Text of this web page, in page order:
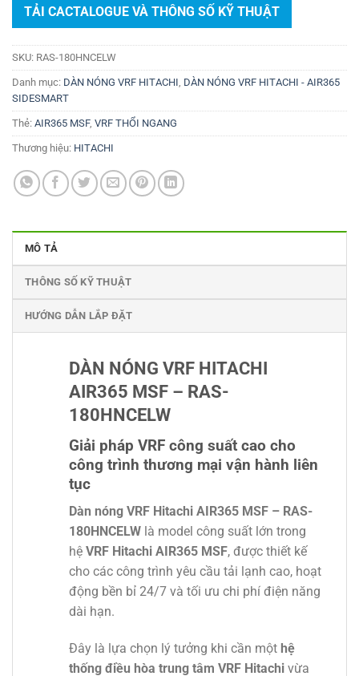
TẢI CACTALOGUE VÀ THÔNG SỐ KỸ THUẬT
SKU: RAS-180HNCELW
Danh mục: DÀN NÓNG VRF HITACHI DÀN NÓNG VRF HITACHI - AIR365
SIDESMART
Thẻ: AIR365 MSF, VRF THỔI NGANG
Thương hiệu: HITACHI
MÔ TẢ
THÔNG SỐ KỸ THUẬT
HƯỚNG DẪN LẮP ĐẶT
DÀN NÓNG VRF HITACHI
AIR365 MSF – RAS-
180HNCELW
Giải pháp VRF công suất cao cho
công trình thương mại vận hành liên
tục
Dàn nóng VRF Hitachi AIR365 MSF – RAS-
180HNCELW là model công suất lớn trong
hệ VRF Hitachi AIR365 MSF, được thiết kế
cho các công trình yêu cầu tải lạnh cao, hoạt
động bền bỉ 24/7 và tối ưu chi phí điện năng
dài hạn.
Đây là lựa chọn lý tưởng khi cần một hệ
thống điều hòa trung tâm VRF Hitachi vừa